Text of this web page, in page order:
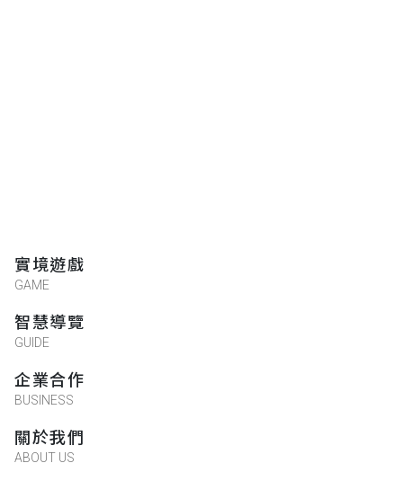
實境遊戲
GAME
智慧導覽
GUIDE
企業合作
BUSINESS
關於我們
ABOUT US